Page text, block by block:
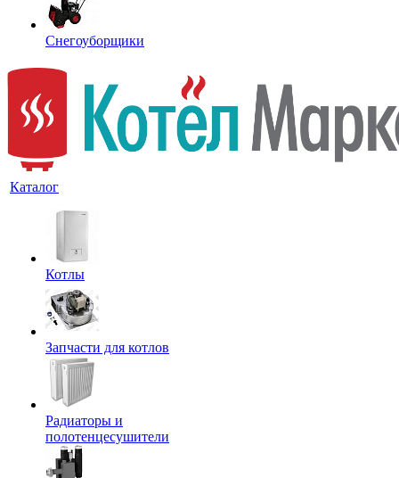
Снегоуборщики
Каталог
Котлы
Запчасти для котлов
Радиаторы и
полотенцесушители